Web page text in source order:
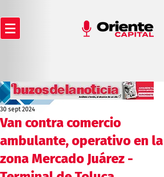
Van contra comercio
ambulante, operativo en la
zona Mercado Juárez -
30 sept 2024